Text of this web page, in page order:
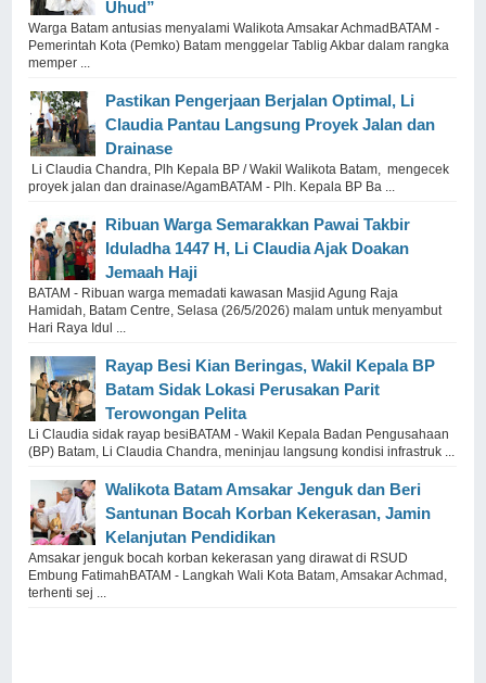
Uhud”
Warga Batam antusias menyalami Walikota Amsakar AchmadBATAM -
Pemerintah Kota (Pemko) Batam menggelar Tablig Akbar dalam rangka
memper ...
Pastikan Pengerjaan Berjalan Optimal, Li
Claudia Pantau Langsung Proyek Jalan dan
Drainase
Li Claudia Chandra, Plh Kepala BP / Wakil Walikota Batam, mengecek
proyek jalan dan drainase/AgamBATAM - Plh. Kepala BP Ba ...
Ribuan Warga Semarakkan Pawai Takbir
Iduladha 1447 H, Li Claudia Ajak Doakan
Jemaah Haji
BATAM - Ribuan warga memadati kawasan Masjid Agung Raja
Hamidah, Batam Centre, Selasa (26/5/2026) malam untuk menyambut
Hari Raya Idul ...
Rayap Besi Kian Beringas, Wakil Kepala BP
Batam Sidak Lokasi Perusakan Parit
Terowongan Pelita
Li Claudia sidak rayap besiBATAM - Wakil Kepala Badan Pengusahaan
(BP) Batam, Li Claudia Chandra, meninjau langsung kondisi infrastruk ...
Walikota Batam Amsakar Jenguk dan Beri
Santunan Bocah Korban Kekerasan, Jamin
Kelanjutan Pendidikan
Amsakar jenguk bocah korban kekerasan yang dirawat di RSUD
Embung FatimahBATAM - Langkah Wali Kota Batam, Amsakar Achmad,
terhenti sej ...